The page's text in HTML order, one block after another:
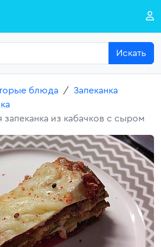
Искать
блюда
Запеканка
запеканка из кабачков с сыром